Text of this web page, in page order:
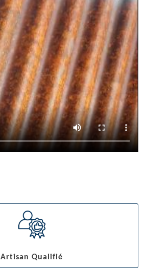
Artisan Qualifié